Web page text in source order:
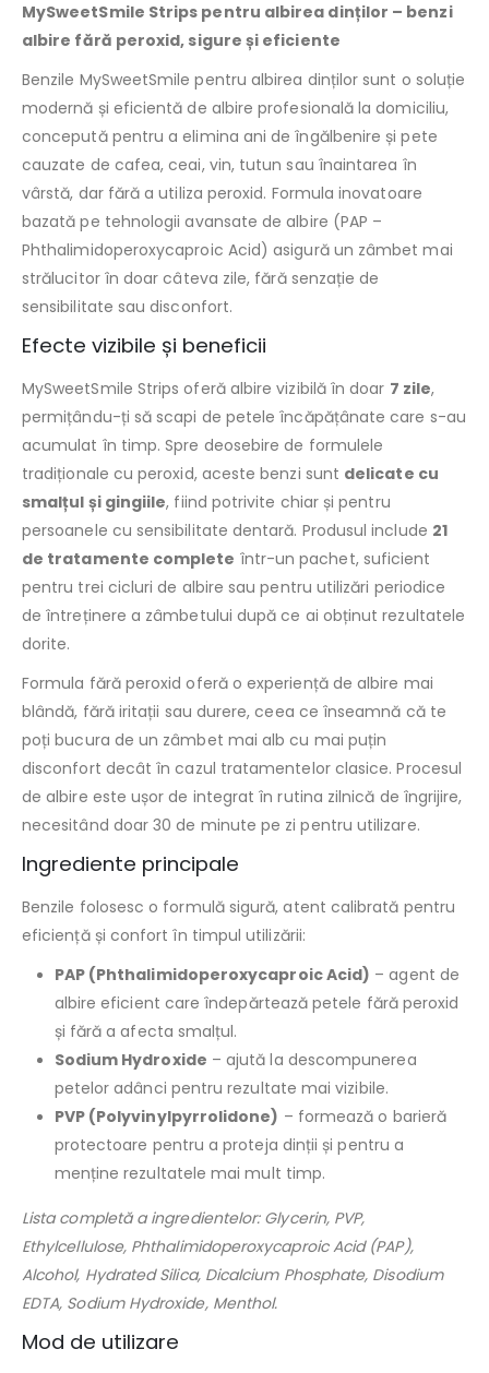
MySweetSmile Strips pentru albirea dinților – benzi
albire fără peroxid, sigure și eficiente
Benzile MySweetSmile pentru albirea dinților sunt o soluție
modernă și eficientă de albire profesională la domiciliu,
concepută pentru a elimina ani de îngălbenire și pete
cauzate de cafea, ceai, vin, tutun sau înaintarea în
vârstă, dar fără a utiliza peroxid. Formula inovatoare
bazată pe tehnologii avansate de albire (PAP –
Phthalimidoperoxycaproic Acid) asigură un zâmbet mai
strălucitor în doar câteva zile, fără senzație de
sensibilitate sau disconfort.
Efecte vizibile și beneficii
MySweetSmile Strips oferă albire vizibilă în doar 7 zile,
permițându-ți să scapi de petele încăpățânate care s-au
acumulat în timp. Spre deosebire de formulele
tradiționale cu peroxid, aceste benzi sunt delicate cu
smalțul și gingiile, fiind potrivite chiar și pentru
persoanele cu sensibilitate dentară. Produsul include 21
de tratamente complete într-un pachet, suficient
pentru trei cicluri de albire sau pentru utilizări periodice
de întreținere a zâmbetului după ce ai obținut rezultatele
dorite.
Formula fără peroxid oferă o experiență de albire mai
blândă, fără iritații sau durere, ceea ce înseamnă că te
poți bucura de un zâmbet mai alb cu mai puțin
disconfort decât în cazul tratamentelor clasice. Procesul
de albire este ușor de integrat în rutina zilnică de îngrijire,
necesitând doar 30 de minute pe zi pentru utilizare.
Ingrediente principale
Benzile folosesc o formulă sigură, atent calibrată pentru
eficiență și confort în timpul utilizării:
PAP (Phthalimidoperoxycaproic Acid) – agent de
albire eficient care îndepărtează petele fără peroxid
și fără a afecta smalțul.
Sodium Hydroxide – ajută la descompunerea
petelor adânci pentru rezultate mai vizibile.
PVP (Polyvinylpyrrolidone) – formează o barieră
protectoare pentru a proteja dinții și pentru a
menține rezultatele mai mult timp.
Lista completă a ingredientelor: Glycerin, PVP,
Ethylcellulose, Phthalimidoperoxycaproic Acid (PAP),
Alcohol, Hydrated Silica, Dicalcium Phosphate, Disodium
EDTA, Sodium Hydroxide, Menthol.
Mod de utilizare